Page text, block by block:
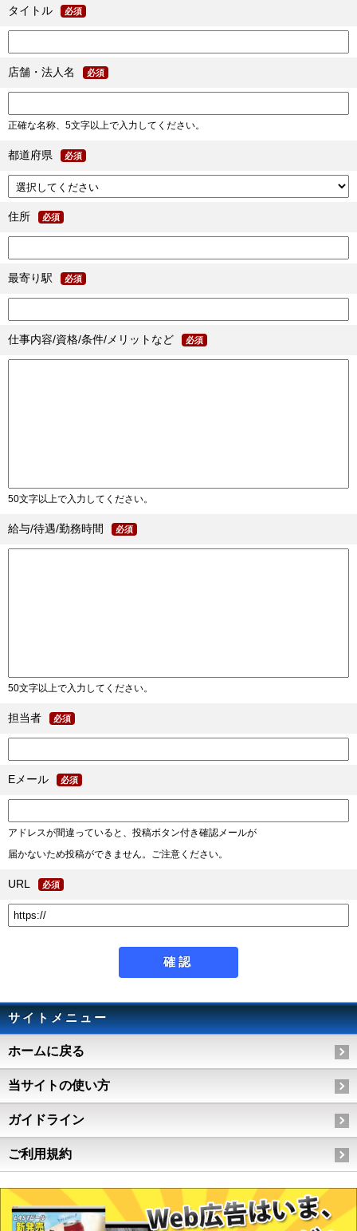
タイトル 必須
店舗・法人名 必須
正確な名称、5文字以上で入力してください。
都道府県 必須
住所 必須
最寄り駅 必須
仕事内容/資格/条件/メリットなど 必須
50文字以上で入力してください。
給与/待遇/勤務時間 必須
50文字以上で入力してください。
担当者 必須
Eメール 必須
アドレスが間違っていると、投稿ボタン付き確認メールが
届かないため投稿ができません。ご注意ください。
URL 必須
サイトメニュー
ホームに戻る
当サイトの使い方
ガイドライン
ご利用規約